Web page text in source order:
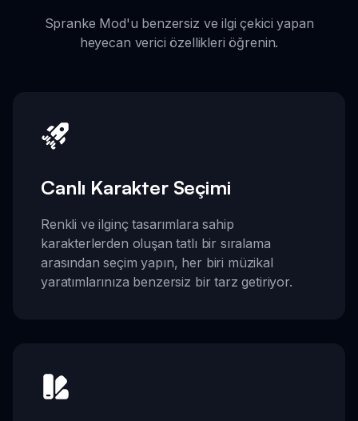
Spranke Mod'u benzersiz ve ilgi çekici yapan
heyecan verici özellikleri öğrenin.
Canlı Karakter Seçimi
Renkli ve ilginç tasarımlara sahip
karakterlerden oluşan tatlı bir sıralama
arasından seçim yapın, her biri müzikal
yaratımlarınıza benzersiz bir tarz getiriyor.